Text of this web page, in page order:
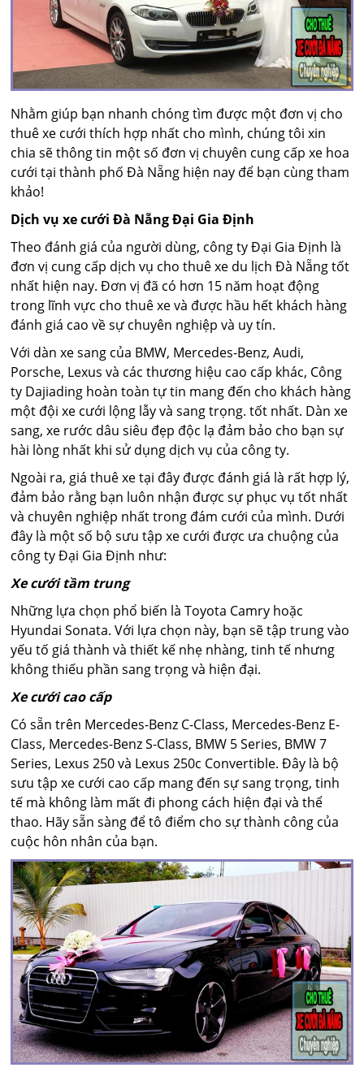
Nhằm giúp bạn nhanh chóng tìm được một đơn vị cho
thuê xe cưới thích hợp nhất cho mình, chúng tôi xin
chia sẽ thông tin một số đơn vị chuyên cung cấp xe hoa
cưới tại thành phố Đà Nẵng hiện nay để bạn cùng tham
khảo!
Dịch vụ xe cưới Đà Nẵng Đại Gia Định
Theo đánh giá của người dùng, công ty Đại Gia Định là
đơn vị cung cấp dịch vụ cho thuê xe du lịch Đà Nẵng tốt
nhất hiện nay. Đơn vị đã có hơn 15 năm hoạt động
trong lĩnh vực cho thuê xe và được hầu hết khách hàng
đánh giá cao về sự chuyên nghiệp và uy tín.
Với dàn xe sang của BMW, Mercedes-Benz, Audi,
Porsche, Lexus và các thương hiệu cao cấp khác, Công
ty Dajiading hoàn toàn tự tin mang đến cho khách hàng
một đội xe cưới lộng lẫy và sang trọng. tốt nhất. Dàn xe
sang, xe rước dâu siêu đẹp độc lạ đảm bảo cho bạn sự
hài lòng nhất khi sử dụng dịch vụ của công ty.
Ngoài ra, giá thuê xe tại đây được đánh giá là rất hợp lý,
đảm bảo rằng bạn luôn nhận được sự phục vụ tốt nhất
và chuyên nghiệp nhất trong đám cưới của mình. Dưới
đây là một số bộ sưu tập xe cưới được ưa chuộng của
công ty Đại Gia Định như:
Xe cưới tầm trung
Những lựa chọn phổ biến là Toyota Camry hoặc
Hyundai Sonata. Với lựa chọn này, bạn sẽ tập trung vào
yếu tố giá thành và thiết kế nhẹ nhàng, tinh tế nhưng
không thiếu phần sang trọng và hiện đại.
Xe cưới cao cấp
Có sẵn trên Mercedes-Benz C-Class, Mercedes-Benz E-
Class, Mercedes-Benz S-Class, BMW 5 Series, BMW 7
Series, Lexus 250 và Lexus 250c Convertible. Đây là bộ
sưu tập xe cưới cao cấp mang đến sự sang trọng, tinh
tế mà không làm mất đi phong cách hiện đại và thể
thao. Hãy sẵn sàng để tô điểm cho sự thành công của
cuộc hôn nhân của bạn.